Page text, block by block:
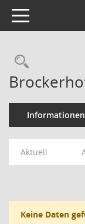
Toggle navigation
Informationen
Aktuell
Keine Daten